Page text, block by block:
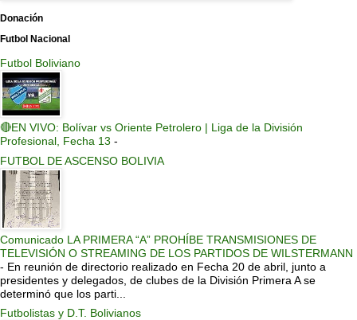
Donación
Futbol Nacional
Futbol Boliviano
🔴EN VIVO: Bolívar vs Oriente Petrolero | Liga de la División
Profesional, Fecha 13 -
FUTBOL DE ASCENSO BOLIVIA
Comunicado LA PRIMERA “A” PROHÍBE TRANSMISIONES DE
TELEVISIÓN O STREAMING DE LOS PARTIDOS DE WILSTERMANN
- En reunión de directorio realizado en Fecha 20 de abril, junto a
presidentes y delegados, de clubes de la División Primera A se
determinó que los parti...
Futbolistas y D.T. Bolivianos